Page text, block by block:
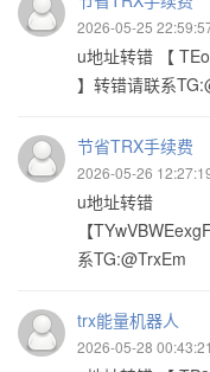
2026-05-25
u地址转错 【
】转错请联系
节省TRX手续费
2026-05-26
u地址转错
【
系TG:@TrxEm
trx能量机器人
2026-05-28 00:43:21